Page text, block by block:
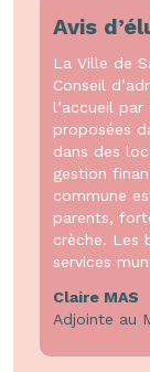
Avis
La Ville de
Conseil
l’accueil
proposées
dans des
gestion
commune
parents,
crèche. Les
services
Claire MAS
Adjointe au